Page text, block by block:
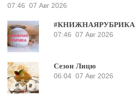
07:46 07 Авг 2026
#КНИЖНАЯРУБРИКА
07:46 07 Авг 2026
Сезон Лицю
06:04 07 Авг 2026